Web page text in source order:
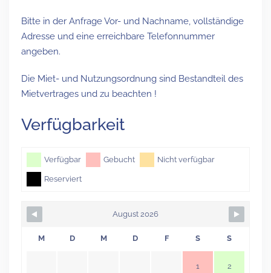
Bitte in der Anfrage Vor- und Nachname, vollständige
Adresse und eine erreichbare Telefonnummer
angeben.
Die Miet- und Nutzungsordnung sind Bestandteil des
Mietvertrages und zu beachten !
Verfügbarkeit
Verfügbar Gebucht Nicht verfügbar
Reserviert
August 2026
M D M D F S S
1 2